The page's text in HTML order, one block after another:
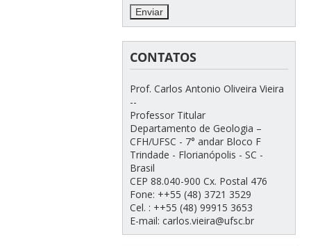
CONTATOS
Prof. Carlos Antonio Oliveira Vieira
--
Professor Titular
Departamento de Geologia –
CFH/UFSC - 7° andar Bloco F
Trindade - Florianópolis - SC -
Brasil
CEP 88.040-900 Cx. Postal 476
Fone: ++55 (48) 3721 3529
Cel. : ++55 (48) 99915 3653
E-mail: carlos.vieira@ufsc.br